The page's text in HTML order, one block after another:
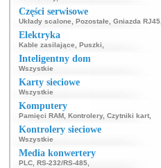
Części serwisowe
Układy scalone Pozostałe Gniazda RJ45
Elektryka
Kable zasilające Puszki
Inteligentny dom
Wszystkie
Karty sieciowe
Wszystkie
Komputery
Pamięci RAM Kontrolery, Czytniki kart
Kontrolery sieciowe
Wszystkie
Media konwertery
PLC RS-232/RS-485